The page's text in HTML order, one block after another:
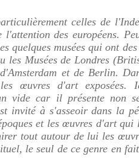
celles de
des européens.
quelques musées qui ont
les Musées de Londres
et de Berlin.
œuvres d'art
vide car il présente non
invité à s'asseoir dans la
et les œuvres d'art qui
tout autour de lui les
le seul de ce genre en